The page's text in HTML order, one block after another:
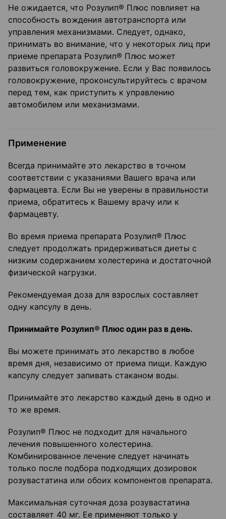
Не ожидается, что Розулип® Плюс повлияет на
способность вождения автотранспорта или
управления механизмами. Следует, однако,
принимать во внимание, что у некоторых лиц при
приеме препарата Розулип® Плюс может
развиться головокружение. Если у Вас появилось
головокружение, проконсультируйтесь с врачом
перед тем, как приступить к управлению
автомобилем или механизмами.
Применение
Всегда принимайте это лекарство в точном
соответствии с указаниями Вашего врача или
фармацевта. Если Вы не уверены в правильности
приема, обратитесь к Вашему врачу или к
фармацевту.
Во время приема препарата Розулип® Плюс
следует продолжать придерживаться диеты с
низким содержанием холестерина и достаточной
физической нагрузки.
Рекомендуемая доза для взрослых составляет
одну капсулу в день.
Принимайте Розулип® Плюс один раз в день.
Вы можете принимать это лекарство в любое
время дня, независимо от приема пищи. Каждую
капсулу следует запивать стаканом воды.
Принимайте это лекарство каждый день в одно и
то же время.
Розулип® Плюс не подходит для начального
лечения повышенного холестерина.
Комбинированное лечение следует начинать
только после подбора подходящих дозировок
розувастатина или обоих компонентов препарата.
Максимальная суточная доза розувастатина
составляет 40 мг. Ее применяют только у